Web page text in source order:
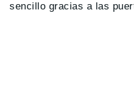
sencillo gracias a las